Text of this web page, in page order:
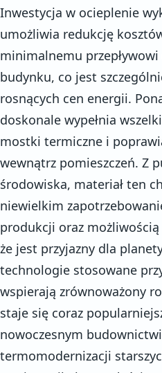
Inwestycja w ocieplenie
umożliwia redukcję
minimalnemu przepływowi
budynku, co jest
rosnących cen energii.
doskonale wypełnia
mostki termiczne i
wewnątrz pomieszczeń. Z
środowiska, materiał ten
niewielkim
produkcji oraz
że jest przyjazny dla
technologie stosowane
wspierają zrównoważony
staje się coraz
nowoczesnym
termomodernizacji